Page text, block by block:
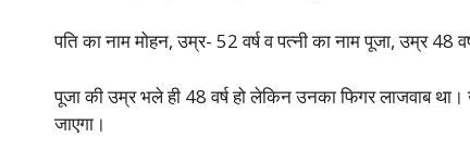
पति का नाम मोहन, उम्र- 52 वर्ष व पत्नी का नाम पूजा, उम्र 48
पूजा की उम्र भले ही 48 वर्ष हो लेकिन उनका फिगर लाजवाब
जाएगा।